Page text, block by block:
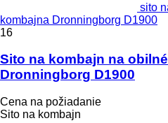
sito
kombajna Dronningborg D1900
16
Sito na kombajn na
Dronningborg D1900
Cena na požiadanie
Sito na kombajn